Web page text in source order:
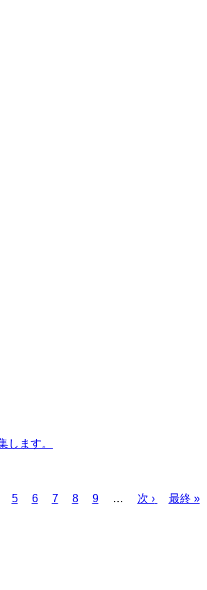
します。
ペ
5
ペ
6
ペ
7
ペ
8
ペ
9 …
次
次 ›
最
最終 »